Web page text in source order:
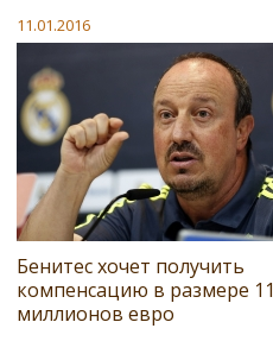
11.01.2016
Бенитес хочет получить
компенсацию в размере 11
миллионов евро